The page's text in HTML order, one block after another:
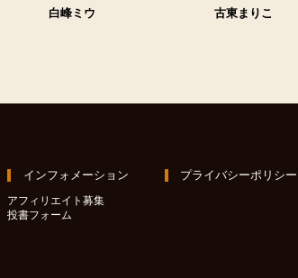
白峰ミウ 古東まりこ
インフォメーション
アフィリエイト募集
投書フォーム
プライバシーポリシー